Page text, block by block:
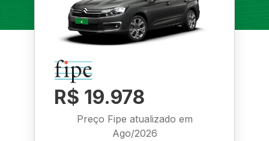
R$ 19.978
Preço Fipe atualizado em
Ago/2026